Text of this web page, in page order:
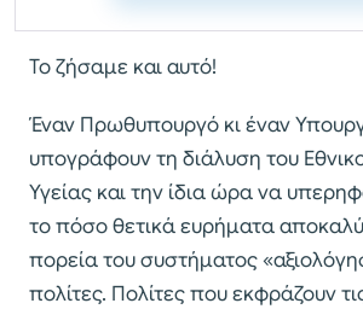
Το ζήσαμε και αυτό!
Έναν Πρωθυπουργό κι έναν
υπογράφουν τη διάλυση του
Υγείας και την ίδια ώρα να
το πόσο θετικά ευρήματα
πορεία του συστήματος
πολίτες. Πολίτες που εκφράζουν